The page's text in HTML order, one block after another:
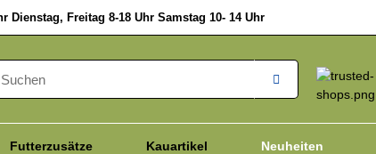
Dienstag, Freitag 8-18 Uhr Samstag 10- 14 Uhr
Futterzusätze Kauartikel Neuheiten